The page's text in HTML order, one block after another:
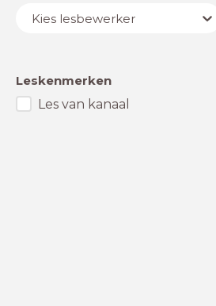
Lesbewerker
Kies lesbewerker
Leskenmerken
Les van kanaal